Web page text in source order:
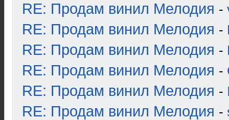
RE: Продам винил Мелодия -
RE: Продам винил Мелодия -
RE: Продам винил Мелодия -
RE: Продам винил Мелодия -
RE: Продам винил Мелодия -
RE: Продам винил Мелодия -